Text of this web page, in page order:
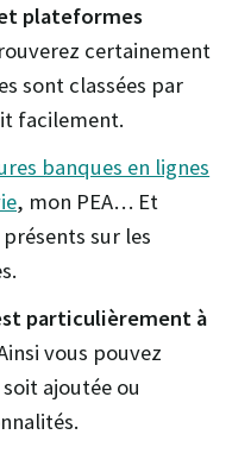
plateformes
certainement
sont classées par
facilement.
banques en lignes
, mon PEA… Et
sur les
particulièrement à
vous pouvez
ajoutée ou